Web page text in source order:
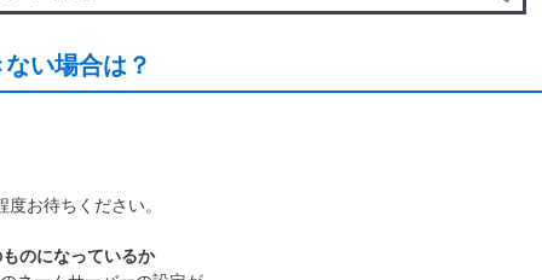
い場合は？
お待ちください。
のになっているか